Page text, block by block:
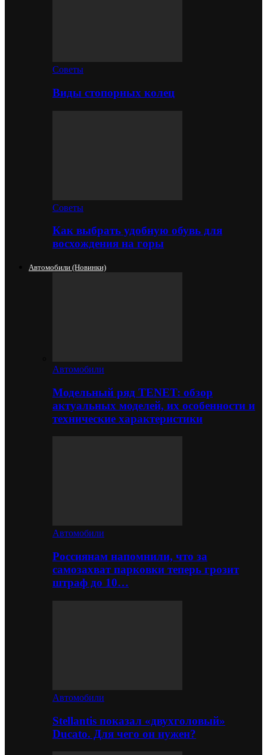
Советы
Виды стопорных колец
Советы
Как выбрать удобную обувь для
восхождения на горы
Автомобили (новинки)
Автомобили
Модельный ряд TENET: обзор
актуальных моделей, их особенности и
технические характеристики
Автомобили
Россиянам напомнили, что за
самозахват парковки теперь грозит
штраф до 10…
Автомобили
Stellantis показал «двухголовый»
Ducato. Для чего он нужен?